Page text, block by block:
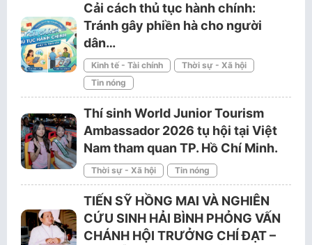
Cải cách thủ tục hành chính:
Tránh gây phiền hà cho người
dân…
Kinh tế - Tài chính
Thời sự - Xã hội
Tin nóng
Thí sinh World Junior Tourism
Ambassador 2026 tụ hội tại Việt
Nam tham quan TP. Hồ Chí Minh.
Thời sự - Xã hội Tin nóng
TIẾN SỸ HỒNG MAI VÀ NGHIÊN
CỨU SINH HẢI BÌNH PHỎNG VẤN
CHÁNH HỘI TRƯỞNG CHÍ ĐẠT –